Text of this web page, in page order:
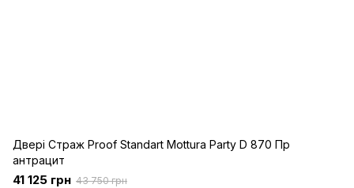
Двері Страж Proof Standart Mottura Party D 870 Пр
антрацит
41 125 грн 43 750 грн